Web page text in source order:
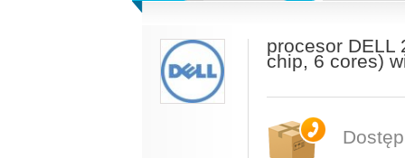
procesor DELL
chip, 6 cores)